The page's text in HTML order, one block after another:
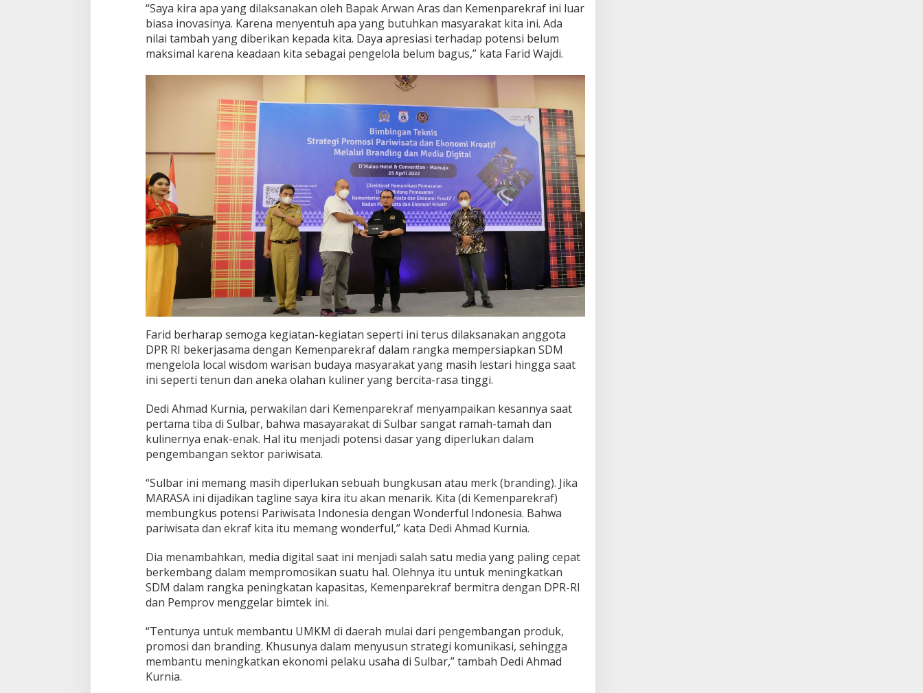
“Saya kira apa yang dilaksanakan oleh Bapak Arwan Aras dan Kemenparekraf ini luar
biasa inovasinya. Karena menyentuh apa yang butuhkan masyarakat kita ini. Ada
nilai tambah yang diberikan kepada kita. Daya apresiasi terhadap potensi belum
maksimal karena keadaan kita sebagai pengelola belum bagus,” kata Farid Wajdi.
Farid berharap semoga kegiatan-kegiatan seperti ini terus dilaksanakan anggota
DPR RI bekerjasama dengan Kemenparekraf dalam rangka mempersiapkan SDM
mengelola local wisdom warisan budaya masyarakat yang masih lestari hingga saat
ini seperti tenun dan aneka olahan kuliner yang bercita-rasa tinggi.
Dedi Ahmad Kurnia, perwakilan dari Kemenparekraf menyampaikan kesannya saat
pertama tiba di Sulbar, bahwa masayarakat di Sulbar sangat ramah-tamah dan
kulinernya enak-enak. Hal itu menjadi potensi dasar yang diperlukan dalam
pengembangan sektor pariwisata.
“Sulbar ini memang masih diperlukan sebuah bungkusan atau merk (branding). Jika
MARASA ini dijadikan tagline saya kira itu akan menarik. Kita (di Kemenparekraf)
membungkus potensi Pariwisata Indonesia dengan Wonderful Indonesia. Bahwa
pariwisata dan ekraf kita itu memang wonderful,” kata Dedi Ahmad Kurnia.
Dia menambahkan, media digital saat ini menjadi salah satu media yang paling cepat
berkembang dalam mempromosikan suatu hal. Olehnya itu untuk meningkatkan
SDM dalam rangka peningkatan kapasitas, Kemenparekraf bermitra dengan DPR-RI
dan Pemprov menggelar bimtek ini.
“Tentunya untuk membantu UMKM di daerah mulai dari pengembangan produk,
promosi dan branding. Khusunya dalam menyusun strategi komunikasi, sehingga
membantu meningkatkan ekonomi pelaku usaha di Sulbar,” tambah Dedi Ahmad
Kurnia.